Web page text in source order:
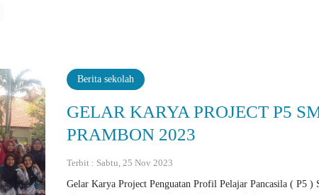
Berita sekolah
GELAR KARYA PROJECT P5
PRAMBON 2023
Terbit : Sabtu, 25 Nov 2023
Gelar Karya Project Penguatan Profil Pelajar Pancasila ( P5 )